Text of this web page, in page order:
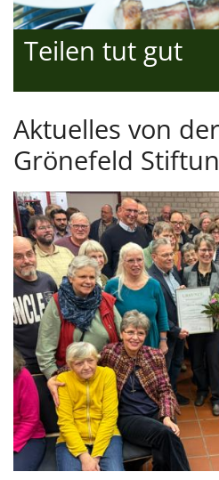
Teilen tut gut
Aktuelles von
Grönefeld